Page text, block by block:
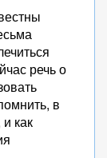
речь о
в
как